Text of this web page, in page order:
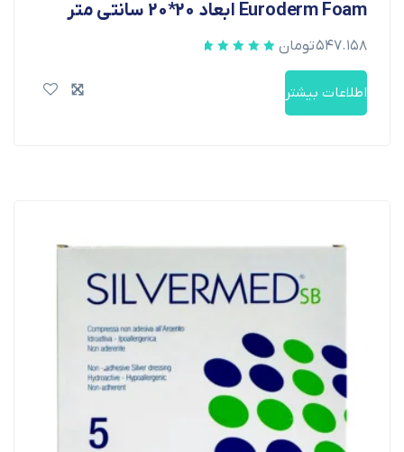
Euroderm Foam ابعاد 20*20 سانتی متر
۵۴۷.۱۵۸تومان
اطلاعات بیشتر